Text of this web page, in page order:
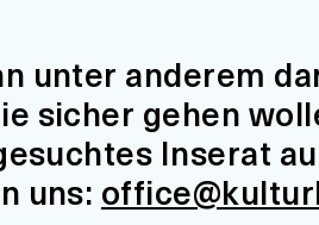
unter anderem
sicher gehen
Inserat
uns: